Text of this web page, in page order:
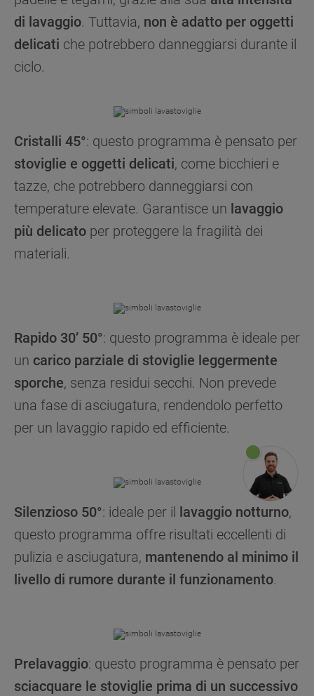
di lavaggio. Tuttavia, non è adatto per oggetti
delicati che potrebbero danneggiarsi durante il
ciclo.
Cristalli 45°: questo programma è pensato per
stoviglie e oggetti delicati, come bicchieri e
tazze, che potrebbero danneggiarsi con
temperature elevate. Garantisce un lavaggio
più delicato per proteggere la fragilità dei
materiali.
Rapido 30’ 50°: questo programma è ideale per
un carico parziale di stoviglie leggermente
sporche, senza residui secchi. Non prevede
una fase di asciugatura, rendendolo perfetto
per un lavaggio rapido ed efficiente.
Silenzioso 50°: ideale per il lavaggio notturno,
questo programma offre risultati eccellenti di
pulizia e asciugatura, mantenendo al minimo il
livello di rumore durante il funzionamento.
Prelavaggio: questo programma è pensato per
sciacquare le stoviglie prima di un successivo